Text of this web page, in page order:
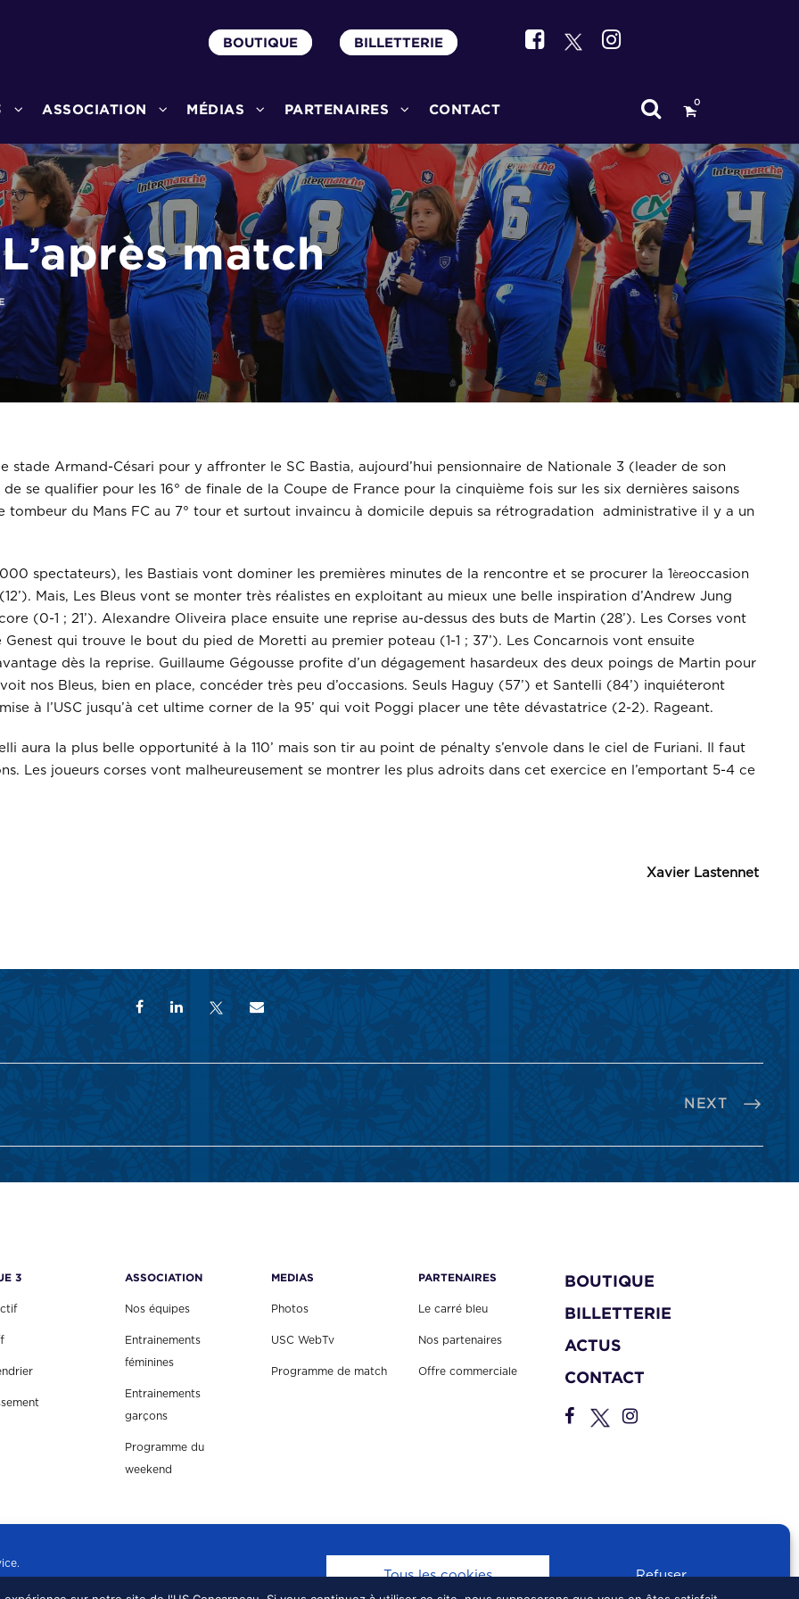
Tous les cookies Refuser
BOUTIQUE BILLETTERIE
ASSOCIATION MÉDIAS PARTENAIRES CONTACT 0
match
stade Armand-Césari pour y affronter le SC Bastia, aujourd’hui pensionnaire de Nationale 3 (leader de son
se qualifier pour les 16° de finale de la Coupe de France pour la cinquième fois sur les six dernières saisons
du Mans FC au 7° tour et surtout invaincu à domicile depuis sa rétrogradation administrative il y a un
spectateurs), les Bastiais vont dominer les premières minutes de la rencontre et se procurer la 1èreoccasion
Mais, Les Bleus vont se monter très réalistes en exploitant au mieux une belle inspiration d’Andrew Jung
(0-1 ; 21’). Alexandre Oliveira place ensuite une reprise au-dessus des buts de Martin (28’). Les Corses vont
qui trouve le bout du pied de Moretti au premier poteau (1-1 ; 37’). Les Concarnois vont ensuite
dès la reprise. Guillaume Gégousse profite d’un dégagement hasardeux des deux poings de Martin pour
nos Bleus, bien en place, concéder très peu d’occasions. Seuls Haguy (57’) et Santelli (84’) inquiéteront
à l’USC jusqu’à cet ultime corner de la 95’ qui voit Poggi placer une tête dévastatrice (2-2). Rageant.
aura la plus belle opportunité à la 110’ mais son tir au point de pénalty s’envole dans le ciel de Furiani. Il faut
Les joueurs corses vont malheureusement se montrer les plus adroits dans cet exercice en l’emportant 5-4 ce
Xavier Lastennet
NEXT
3 ASSOCIATION
Nos équipes
Entrainements
féminines
Entrainements
garçons
Programme du
weekend
MEDIAS
Photos
USC WebTv
Programme de match
PARTENAIRES
Le carré bleu
Nos partenaires
Offre commerciale
BOUTIQUE
BILLETTERIE
ACTUS
CONTACT